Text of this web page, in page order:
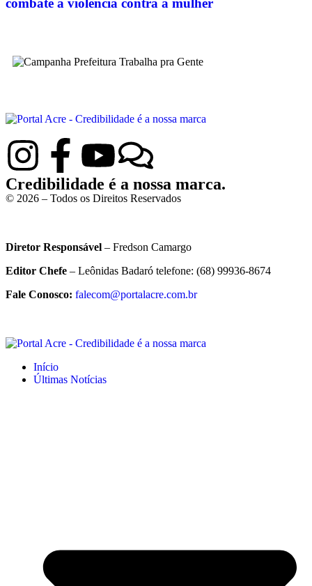
combate à violência contra a mulher
Credibilidade é a nossa marca.
© 2026 – Todos os Direitos Reservados
Diretor Responsável – Fredson Camargo
Editor Chefe – Leônidas Badaró telefone: (68) 99936-8674
Fale Conosco: falecom@portalacre.com.br
Início
Últimas Notícias